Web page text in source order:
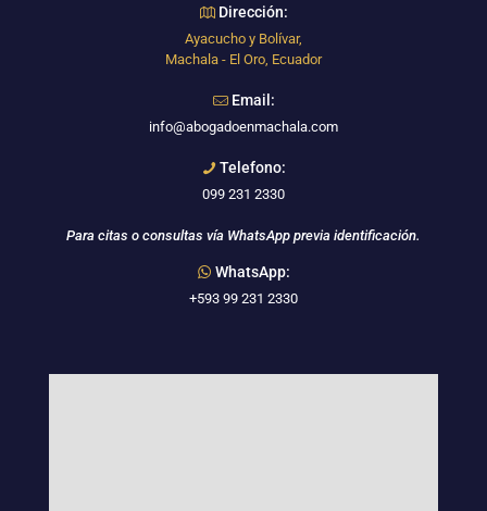
Dirección:
Ayacucho y Bolívar,
Machala - El Oro, Ecuador
Email:
info@abogadoenmachala.com
Telefono:
099 231 2330
Para citas o consultas vía WhatsApp previa identificación.
WhatsApp:
+593 99 231 2330